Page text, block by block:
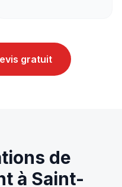
gratuit
de
à Saint-